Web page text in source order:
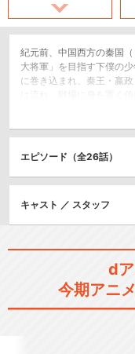
紀元前、中国西方の秦国
大将軍」を目指す下僕の
に巻き込まれ、秦王・嬴
は流れ、戦場に身を置く
賁（おうほん）らと切磋
国の実権を握られていた
（せいきょう）らかつて
内での影響力を強めてい
防戦。趙国（ちょうこく
参加することになった合
一丸となって立ち向かい
の ぎ）」において、国内
宣言し、国の実権を取り
戦いは、攻め込まれた秦
残した。秦国では、混乱
不韋が自身の野望達成の
を乗り越えた秦国に、新
エピソード（全26話）
キャスト ／ スタッフ
d
今期アニ